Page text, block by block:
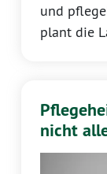
und
plant die
nicht